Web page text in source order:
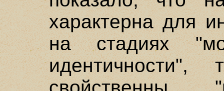
характерна для
на стадиях